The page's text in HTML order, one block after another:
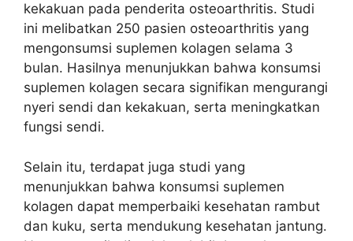
kekakuan pada penderita osteoarthritis. Studi
ini melibatkan 250 pasien osteoarthritis yang
mengonsumsi suplemen kolagen selama 3
bulan. Hasilnya menunjukkan bahwa konsumsi
suplemen kolagen secara signifikan mengurangi
nyeri sendi dan kekakuan, serta meningkatkan
fungsi sendi.
Selain itu, terdapat juga studi yang
menunjukkan bahwa konsumsi suplemen
kolagen dapat memperbaiki kesehatan rambut
dan kuku, serta mendukung kesehatan jantung.